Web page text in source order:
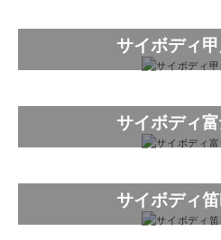
サイボディ
サイボディ
サイボディ